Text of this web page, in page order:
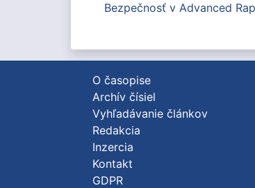
Bezpečnosť v Advanced
O časopise
Archív čísiel
Vyhľadávanie článkov
Redakcia
Inzercia
Kontakt
GDPR